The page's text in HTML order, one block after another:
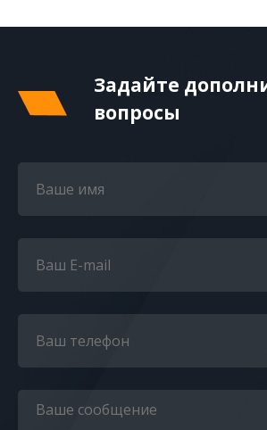
Задайте
вопросы